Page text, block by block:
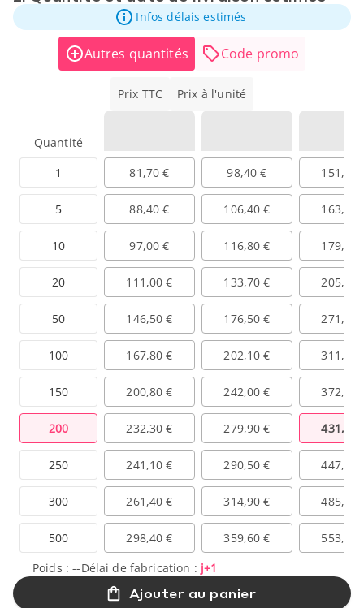
Infos délais estimés
Autres quantités Code promo
Prix TTC Prix à l'unité
Quantité
1
5
10
20
50
100
150
200
250
300
500
81,70 € 98,40 € 151,60
88,40 € 106,40 € 163,90
97,00 € 116,80 € 179,90
111,00 € 133,70 € 205,90
146,50 € 176,50 € 271,80
167,80 € 202,10 € 311,30
200,80 € 242,00 € 372,60
232,30 € 279,90 € 431,00
241,10 € 290,50 € 447,30
261,40 € 314,90 € 485,00
298,40 € 359,60 €
553,70
Poids :--Délai de fabrication : j+1
Ajouter au panier